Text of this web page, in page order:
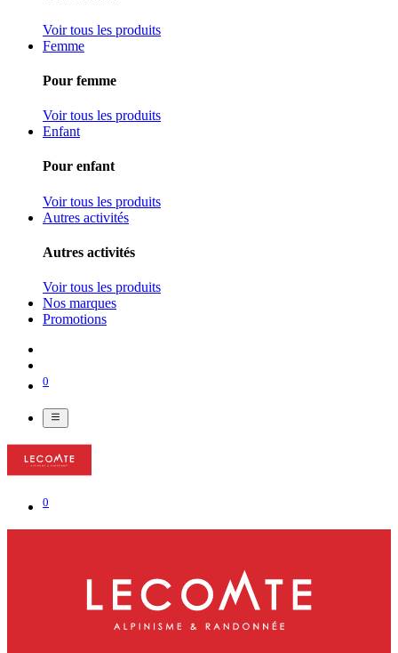
Voir tous les produits
Femme
Pour femme
Voir tous les produits
Enfant
Pour enfant
Voir tous les produits
Autres activités
Autres activités
Voir tous les produits
Nos marques
Promotions
0
0